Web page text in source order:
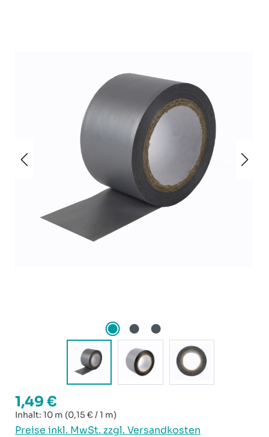
Regulärer Preis:
1,49 €
Inhalt: 10 m (0,15 € / 1 m)
Preise inkl. MwSt. zzgl. Versandkosten